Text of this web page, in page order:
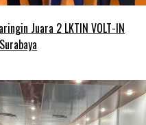
Juara 2 LKTIN VOLT-IN